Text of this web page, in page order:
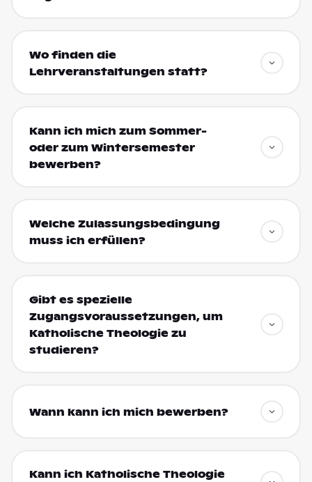
Wo finden die
Lehrveranstaltungen statt?
Kann ich mich zum Sommer-
oder zum Wintersemester
bewerben?
Welche Zulassungsbedingung
muss ich erfüllen?
Gibt es spezielle
Zugangsvoraussetzungen, um
Katholische Theologie zu
studieren?
Wann kann ich mich bewerben?
Kann ich Katholische Theologie